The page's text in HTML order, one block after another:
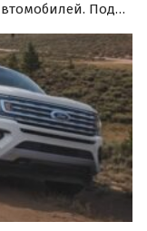
Под
модельного года.